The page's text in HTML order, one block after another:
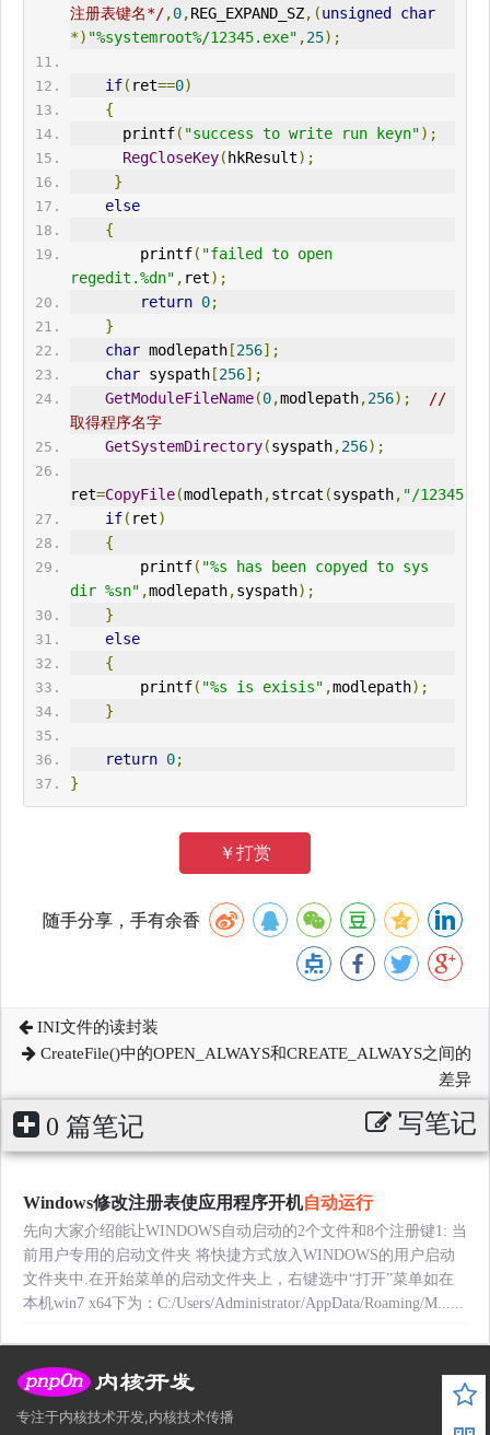
注册表键名*/,0,REG_EXPAND_SZ,(unsigned
char
*) "%systemroot%/12345.exe" ,25);
if( ret==0)
{
      printf
( "success to write run keyn");
RegCloseKey( hkResult);
}
else
{
        printf
( "failed to open
regedit.%dn" , ret);
return 0;
}
char modlepath[256];
char syspath[256];
GetModuleFileName(0,modlepath,256);
//
取得程序名字
GetSystemDirectory(syspath,256);
ret=CopyFile(modlepath,strcat (syspath, "/
if( ret)
{
        printf
( "%s has been copyed to sys
dir %sn" ,modlepath,syspath);
}
else
{
        printf
( "%s is exisis" ,modlepath);
}
return 0;
}
￥打赏
随手分享，手有余香
INI文件的读封装
CreateFile()中的OPEN_ALWAYS和CREATE_ALWAYS之间的
差异
0 篇笔记 写笔记
Windows修改注册表使应用程序开机自动运行
先向大家介绍能让WINDOWS自动启动的2个文件和8个注册键1: 当
前用户专用的启动文件夹 将快捷方式放入WINDOWS的用户启动
文件夹中.在开始菜单的启动文件夹上，右键选中“打开”菜单如在
本机win7 x64下为：C:/Users/Administrator/AppData/Roaming/M......
专注于内核技术开发,内核技术传播